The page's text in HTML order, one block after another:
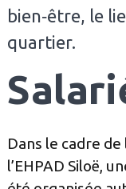
bien‑être, le
quartier.
Dans le cadre
l’EHPAD Siloë,